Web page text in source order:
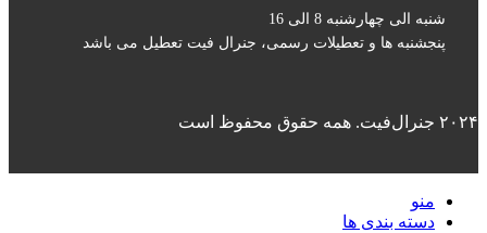
شنبه الی چهارشنبه 8 الی 16
پنجشنبه ها و تعطیلات رسمی، جنرال فیت تعطیل می باشد
۲۰۲۴ جنرال‌فیت. همه حقوق محفوظ است
منو
دسته بندی ها